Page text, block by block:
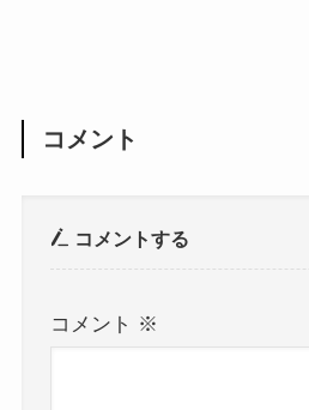
コメント
コメントする
コメント ※